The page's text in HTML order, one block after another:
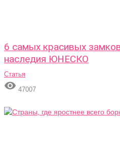
6 самых красивых
наследия ЮНЕСКО
Статья
 47007